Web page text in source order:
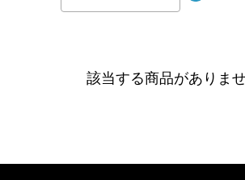
該当する商品がありませ